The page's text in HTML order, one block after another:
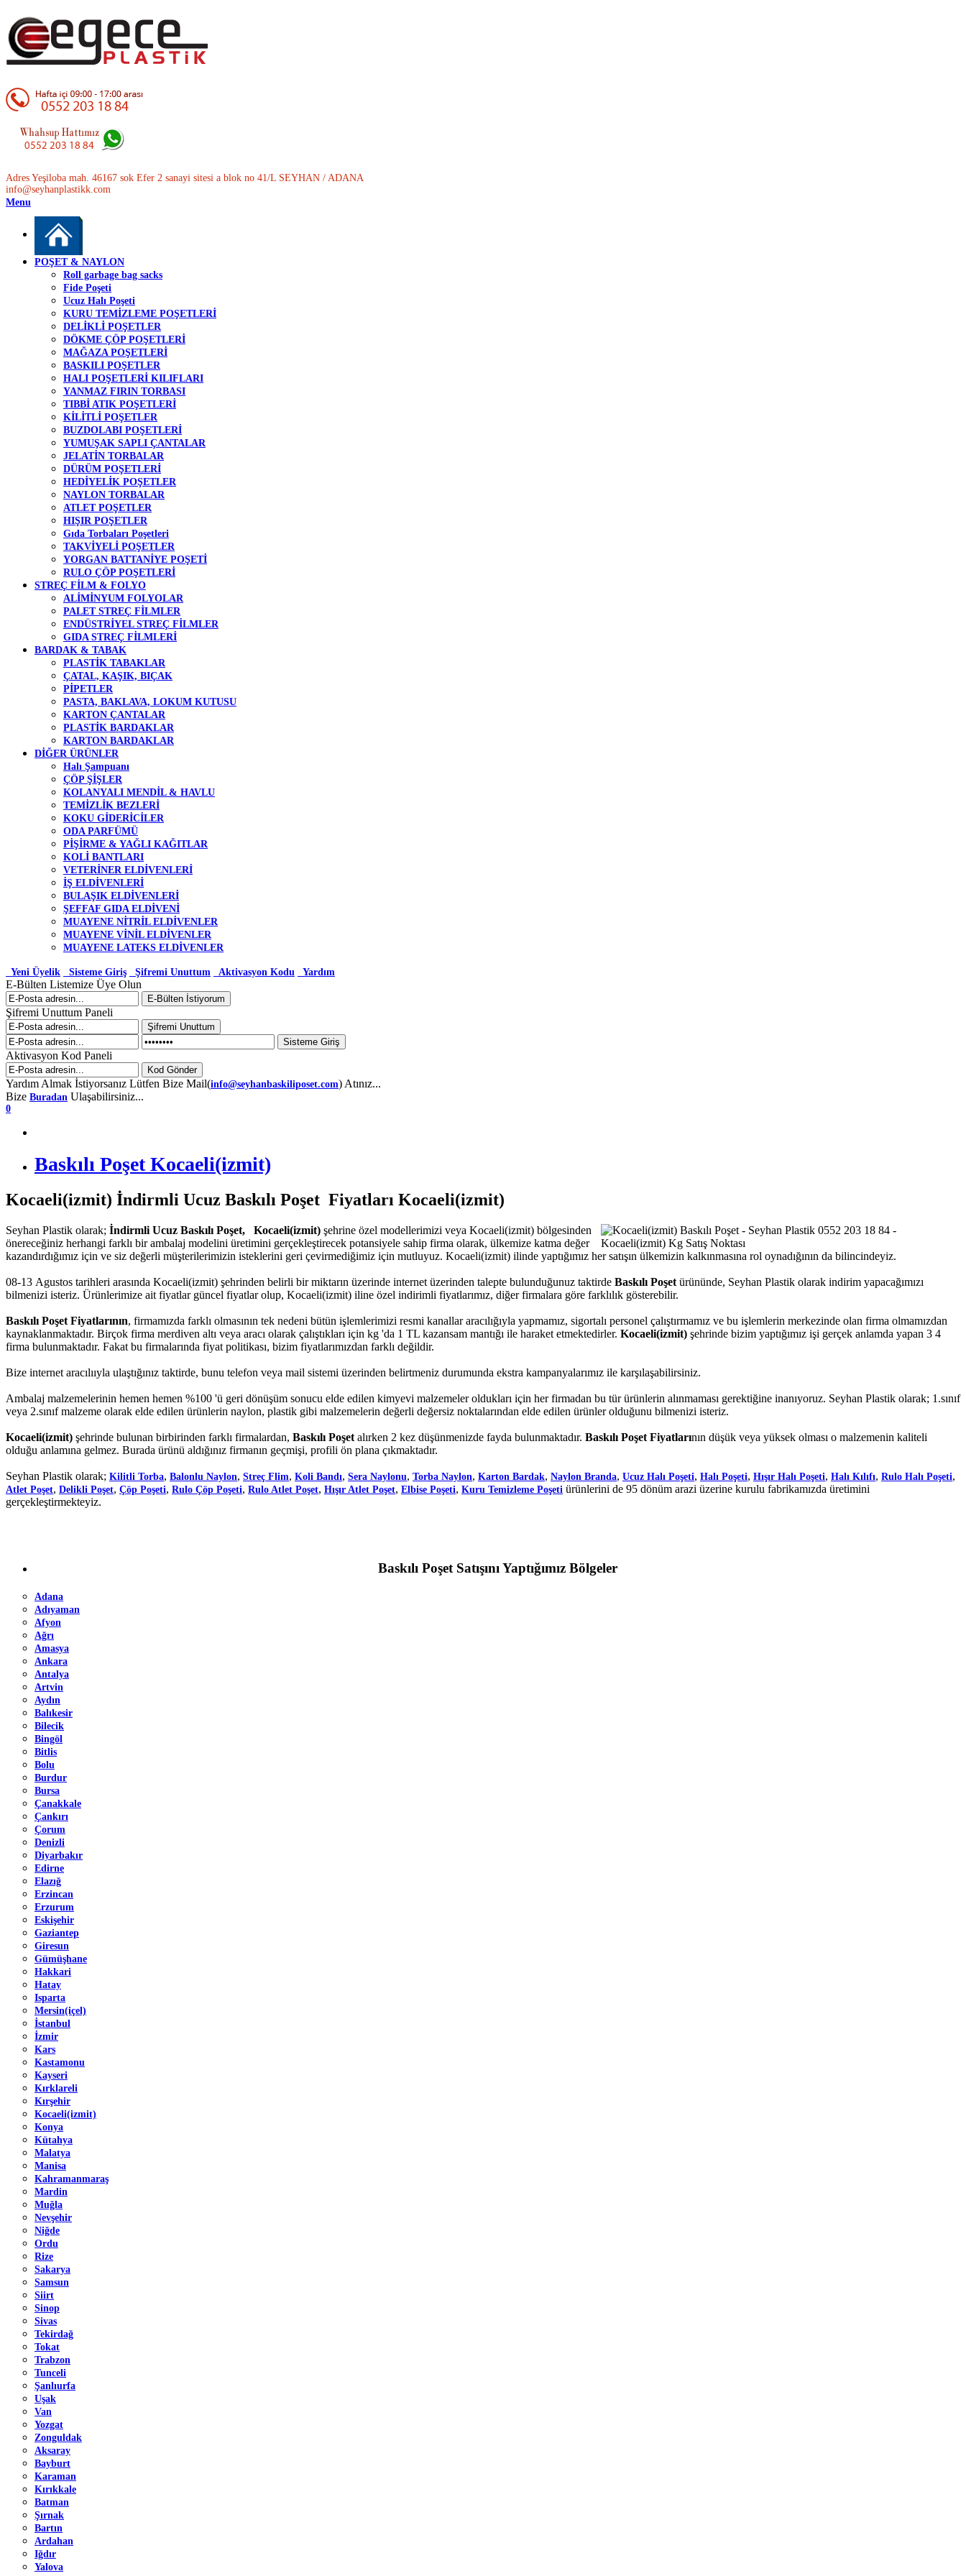
Adres Yeşiloba mah. 46167 sok Efer 2 sanayi sitesi a blok no 41/L SEYHAN / ADANA
info@seyhanplastikk.com
Menu
POŞET & NAYLON
Roll garbage bag sacks
Fide Poşeti
Ucuz Halı Poşeti
KURU TEMİZLEME POŞETLERİ
DELİKLİ POŞETLER
DÖKME ÇÖP POŞETLERİ
MAĞAZA POŞETLERİ
BASKILI POŞETLER
HALI POŞETLERİ KILIFLARI
YANMAZ FIRIN TORBASI
TIBBİ ATIK POŞETLERİ
KİLİTLİ POŞETLER
BUZDOLABI POŞETLERİ
YUMUŞAK SAPLI ÇANTALAR
JELATİN TORBALAR
DÜRÜM POŞETLERİ
HEDİYELİK POŞETLER
NAYLON TORBALAR
ATLET POŞETLER
HIŞIR POŞETLER
Gıda Torbaları Poşetleri
TAKVİYELİ POŞETLER
YORGAN BATTANİYE POŞETİ
RULO ÇÖP POŞETLERİ
STREÇ FİLM & FOLYO
ALİMİNYUM FOLYOLAR
PALET STREÇ FİLMLER
ENDÜSTRİYEL STREÇ FİLMLER
GIDA STREÇ FİLMLERİ
BARDAK & TABAK
PLASTİK TABAKLAR
ÇATAL, KAŞIK, BIÇAK
PİPETLER
PASTA, BAKLAVA, LOKUM KUTUSU
KARTON ÇANTALAR
PLASTİK BARDAKLAR
KARTON BARDAKLAR
DİĞER ÜRÜNLER
Halı Şampuanı
ÇÖP ŞİŞLER
KOLANYALI MENDİL & HAVLU
TEMİZLİK BEZLERİ
KOKU GİDERİCİLER
ODA PARFÜMÜ
PİŞİRME & YAĞLI KAĞITLAR
KOLİ BANTLARI
VETERİNER ELDİVENLERİ
İŞ ELDİVENLERİ
BULAŞIK ELDİVENLERİ
ŞEFFAF GIDA ELDİVENİ
MUAYENE NİTRİL ELDİVENLER
MUAYENE VİNİL ELDİVENLER
MUAYENE LATEKS ELDİVENLER
Yeni Üyelik Sisteme Giriş Şifremi Unuttum Aktivasyon Kodu Yardım
E-Bülten Listemize Üye Olun
Şifremi Unuttum Paneli
Aktivasyon Kod Paneli
Yardım Almak İstiyorsanız Lütfen Bize Mail(info@seyhanbaskiliposet.com) Atınız...
Bize Buradan Ulaşabilirsiniz...
0
Baskılı Poşet Kocaeli(izmit)
Kocaeli(izmit) İndirmli Ucuz Baskılı Poşet Fiyatları Kocaeli(izmit)
Seyhan Plastik olarak; İndirmli Ucuz Baskılı Poşet, Kocaeli(izmit) şehrine özel modellerimizi veya Kocaeli(izmit) bölgesinden
önereceğiniz herhangi farklı bir ambalaj modelini üretimini gerçekleştirecek potansiyele sahip firma olarak, ülkemize katma değer
kazandırdığımız için ve siz değerli müşterilerimizin isteklerini geri çevirmediğimiz için mutluyuz. Kocaeli(izmit) ilinde yaptığımız her satışın ülkemizin kalkınmasına rol oynadığının da bilincindeyiz.
08-13 Agustos tarihleri arasında Kocaeli(izmit) şehrinden belirli bir miktarın üzerinde internet üzerinden talepte bulunduğunuz taktirde Baskılı Poşet ürününde, Seyhan Plastik olarak indirim yapacağımızı
bilmenizi isteriz. Ürünlerimize ait fiyatlar güncel fiyatlar olup, Kocaeli(izmit) iline özel indirimli fiyatlarımız, diğer firmalara göre farklılık gösterebilir.
Baskılı Poşet Fiyatlarının, firmamızda farklı olmasının tek nedeni bütün işlemlerimizi resmi kanallar aracılığıyla yapmamız, sigortalı personel çalıştırmamız ve bu işlemlerin merkezinde olan firma olmamızdan
kaynaklanmaktadır. Birçok firma merdiven altı veya aracı olarak çalıştıkları için kg 'da 1 TL kazansam mantığı ile haraket etmektedirler. Kocaeli(izmit) şehrinde bizim yaptığımız işi gerçek anlamda yapan 3 4
firma bulunmaktadır. Fakat bu firmalarında fiyat politikası, bizim fiyatlarımızdan farklı değildir.
Bize internet aracılııyla ulaştığınız taktirde, bunu telefon veya mail sistemi üzerinden belirtmeniz durumunda ekstra kampanyalarımız ile karşılaşabilirsiniz.
Ambalaj malzemelerinin hemen hemen %100 'ü geri dönüşüm sonucu elde edilen kimyevi malzemeler oldukları için her firmadan bu tür ürünlerin alınmaması gerektiğine inanıyoruz. Seyhan Plastik olarak; 1.sınıf
veya 2.sınıf malzeme olarak elde edilen ürünlerin naylon, plastik gibi malzemelerin değerli değersiz noktalarından elde edilen ürünler olduğunu bilmenizi isteriz.
Kocaeli(izmit) şehrinde bulunan birbirinden farklı firmalardan, Baskılı Poşet alırken 2 kez düşünmenizde fayda bulunmaktadır. Baskılı Poşet Fiyatlarının düşük veya yüksek olması o malzemenin kaliteli
olduğu anlamına gelmez. Burada ürünü aldığınız firmanın geçmişi, profili ön plana çıkmaktadır.
Seyhan Plastik olarak; Kilitli Torba, Balonlu Naylon, Streç Flim, Koli Bandı, Sera Naylonu, Torba Naylon, Karton Bardak, Naylon Branda, Ucuz Halı Poşeti, Halı Poşeti, Hışır Halı Poşeti, Halı Kılıfı, Rulo Halı Poşeti,
Atlet Poşet, Delikli Poşet, Çöp Poşeti, Rulo Çöp Poşeti, Rulo Atlet Poşet, Hışır Atlet Poşet, Elbise Poşeti, Kuru Temizleme Poşeti ürünlerini de 95 dönüm arazi üzerine kurulu fabrikamızda üretimini
gerçekleştirmekteyiz.
Baskılı Poşet Satışını Yaptığımız Bölgeler
Adana
Adıyaman
Afyon
Ağrı
Amasya
Ankara
Antalya
Artvin
Aydın
Balıkesir
Bilecik
Bingöl
Bitlis
Bolu
Burdur
Bursa
Çanakkale
Çankırı
Çorum
Denizli
Diyarbakır
Edirne
Elazığ
Erzincan
Erzurum
Eskişehir
Gaziantep
Giresun
Gümüşhane
Hakkari
Hatay
Isparta
Mersin(içel)
İstanbul
İzmir
Kars
Kastamonu
Kayseri
Kırklareli
Kırşehir
Kocaeli(izmit)
Konya
Kütahya
Malatya
Manisa
Kahramanmaraş
Mardin
Muğla
Nevşehir
Niğde
Ordu
Rize
Sakarya
Samsun
Siirt
Sinop
Sivas
Tekirdağ
Tokat
Trabzon
Tunceli
Şanlıurfa
Uşak
Van
Yozgat
Zonguldak
Aksaray
Bayburt
Karaman
Kırıkkale
Batman
Şırnak
Bartın
Ardahan
Iğdır
Yalova